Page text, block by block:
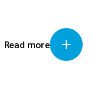
Read more